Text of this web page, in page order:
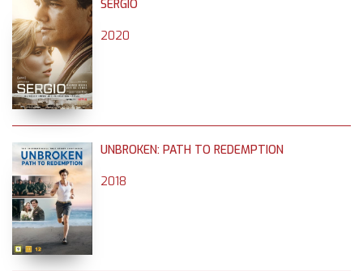
SERGIO
2020
UNBROKEN: PATH TO REDEMPTION
2018